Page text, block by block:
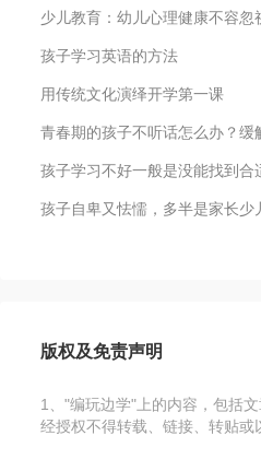
少儿教育：幼儿心理健康不容忽
孩子学习英语的方法
用传统文化演绎开学第一课
青春期的孩子不听话怎么办？缓
孩子学习不好一般是没能找到合
孩子自卑又怯懦，多半是家长少
版权及免责声明
1、"编玩边学"上的内容，包括
经授权不得转载、链接、转贴